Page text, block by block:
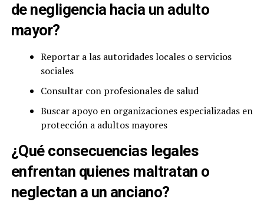
de negligencia hacia un adulto
mayor?
Reportar a las autoridades locales o servicios
sociales
Consultar con profesionales de salud
Buscar apoyo en organizaciones especializadas en
protección a adultos mayores
¿Qué consecuencias legales
enfrentan quienes maltratan o
neglectan a un anciano?